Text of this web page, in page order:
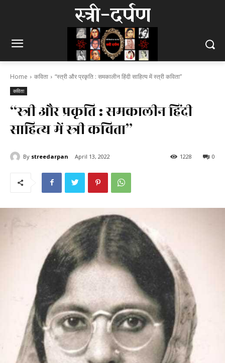
स्त्री-दर्पण
Home कविता “स्त्री और प्रकृति : समकालीन हिंदी साहित्य में स्त्री कविता”
कविता
“स्त्री और प्रकृति : समकालीन हिंदी
साहित्य में स्त्री कविता”
By streedarpan April 13, 2022 0
1228